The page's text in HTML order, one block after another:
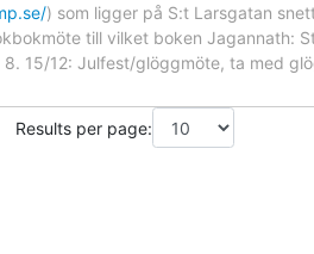
) som ligger på S:t Larsgatan
till vilket boken Jagannath:
15/12: Julfest/glöggmöte, ta med
Results per page: